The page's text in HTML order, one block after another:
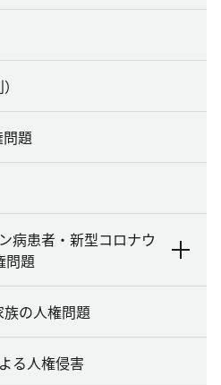
題
病患者・新型コロナウ
問題
の人権問題
る人権侵害